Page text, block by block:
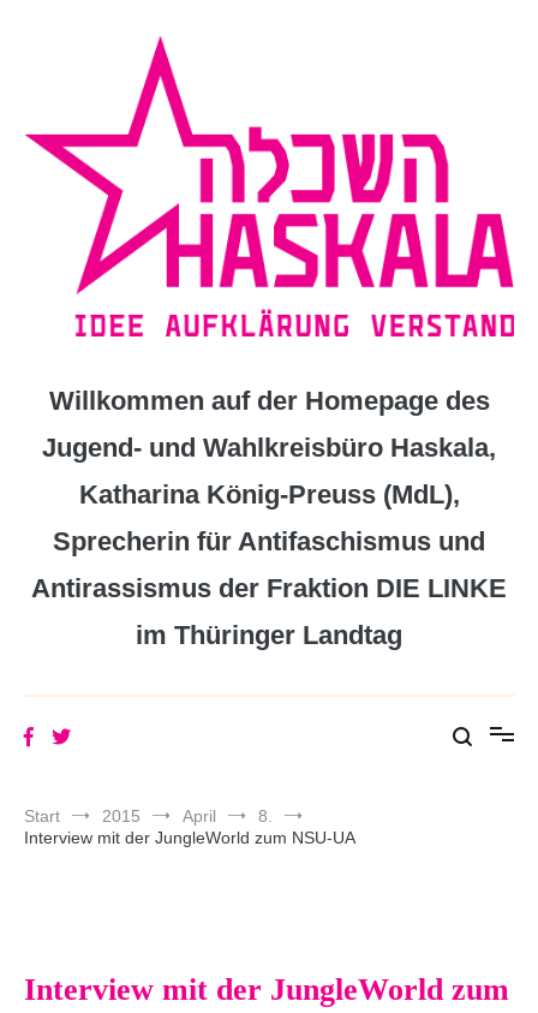
Willkommen auf der Homepage des
Jugend- und Wahlkreisbüro Haskala,
Katharina König-Preuss (MdL),
Sprecherin für Antifaschismus und
Antirassismus der Fraktion DIE LINKE
im Thüringer Landtag
Start 2015 April
8.
Interview mit der JungleWorld zum NSU-UA
Interview mit der JungleWorld zum